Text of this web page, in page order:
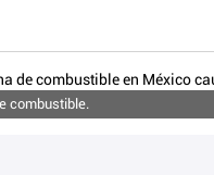
combustible.